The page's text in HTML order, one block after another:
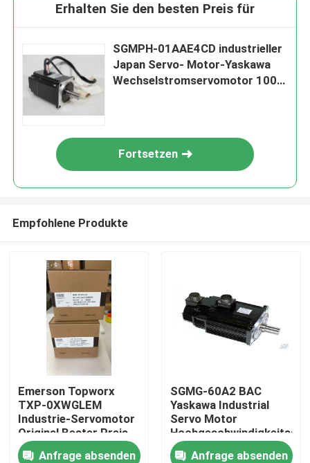
Erhalten Sie den besten Preis für
SGMPH-01AAE4CD industrieller
Japan Servo- Motor-Yaskawa
Wechselstromservomotor 100W
Fortsetzen
Empfohlene Produkte
Emerson Topworx
TXP-0XWGLEM
Industrie-Servomotor
Original Bester Preis
Anfrage absenden
SGMG-60A2 BAC
Yaskawa Industrial
Servo Motor
6000W
Anfrage absenden